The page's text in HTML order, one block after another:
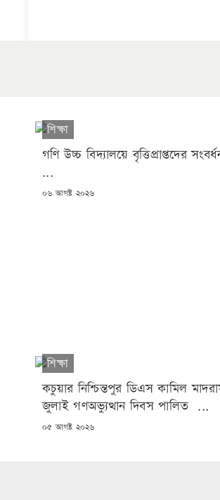
শিক্ষা
গণি উচ্চ বিদ্যালয়ে বৃত্তিপ্রাপ্তদের
...
POSTED
০৬ আগষ্ট ২০২৬
শিক্ষা
কচুয়ার নিশ্চিন্তপুর ডিএস কামিল
জুলাই গণঅভ্যুত্থান দিবস পালিত ...
POSTED
০৫ আগষ্ট ২০২৬